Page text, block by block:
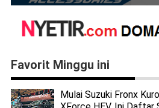
Favorit Minggu ini
Mulai Suzuki Fronx